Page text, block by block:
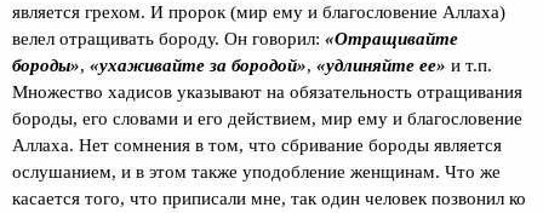
является грехом. И пророк (мир ему и благословение Аллаха)
велел отращивать бороду. Он говорил: «Отращивайте
бороды», «ухаживайте за бородой», «удлиняйте ее» и т.п.
Множество хадисов указывают на обязательность отращивания
бороды, его словами и его действием, мир ему и благословение
Аллаха. Нет сомнения в том, что сбривание бороды является
ослушанием, и в этом также уподобление женщинам. Что же
касается того, что приписали мне, так один человек позвонил ко